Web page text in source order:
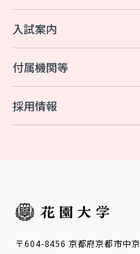
入試案内
付属機関等
採用情報
〒604-8456 京都府京都市中